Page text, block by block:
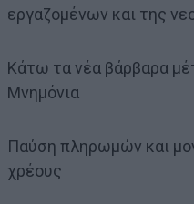
εργαζομένων και της
Κάτω τα νέα βάρβαρα
Μνημόνια
Παύση πληρωμών και
χρέους